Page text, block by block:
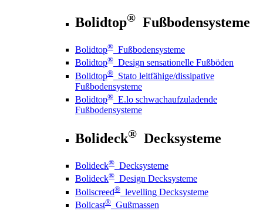
Bolidtop® Fußbodensysteme
Bolidtop® Fußbodensysteme
Bolidtop® Design sensationelle Fußböden
Bolidtop® Stato leitfähige/dissipative
Fußbodensysteme
Bolidtop® E.lo schwachaufzuladende
Fußbodensysteme
Bolideck® Decksysteme
Bolideck® Decksysteme
Bolideck® Design Decksysteme
Boliscreed® levelling Decksysteme
Bolicast® Gußmassen